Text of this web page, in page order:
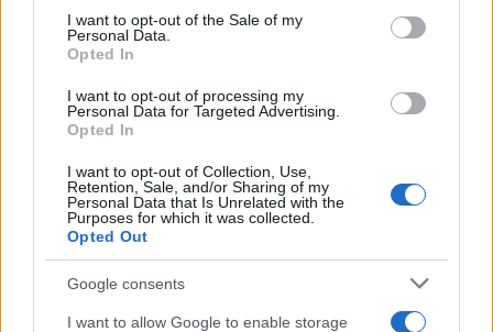
consent section.
I want to opt-out of the Sale of my
Personal Data.
Opted In
I want to opt-out of processing my
Personal Data for Targeted Advertising.
Opted In
I want to opt-out of Collection, Use,
Retention, Sale, and/or Sharing of my
Personal Data that Is Unrelated with the
Purposes for which it was collected.
Opted Out
Google consents
I want to allow Google to enable storage
για τις ελληνικές παραγωγές που ποτέ έως σήμερα δεν
έλαβαν αντίστοιχη οικονομική στήριξη από την πολιτεία.
Εδώ σας αφήνω. Την επόμενη Κυριακή δεν θα έχουμε την
Συνέδριο της Νέας Δημοκρατίας. Θα επανέλθουμε κανονικά
την αμέσως επόμενη εβδομάδα, με όλα όσα θα έχουν
μεσολαβήσει. Καλή Κυριακή σε όλες και όλους!».